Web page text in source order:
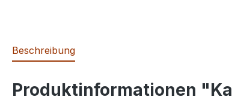
Beschreibung
Produktinformationen